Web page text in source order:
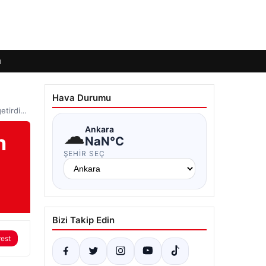
Hava Durumu
☁Ankara
NaN°C
ŞEHIR SEÇ
Bizi Takip Edin